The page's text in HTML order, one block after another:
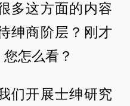
多这方面的内容
绅商阶层？刚才
怎么看？
们开展士绅研究